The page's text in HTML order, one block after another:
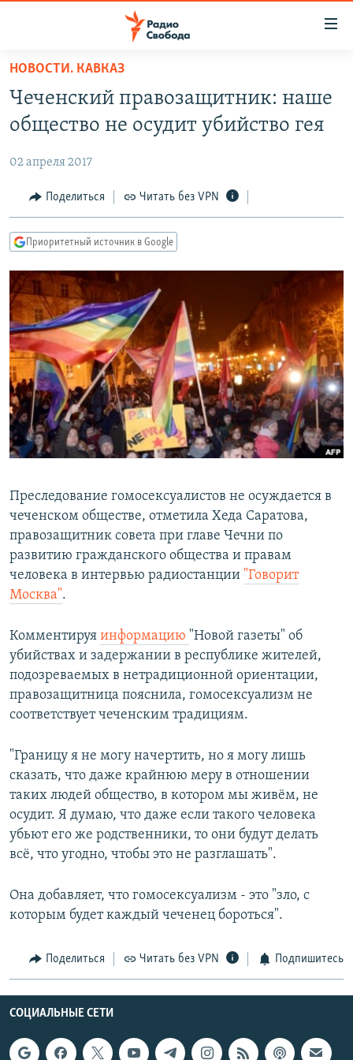
упрощенного
доступа
Вернуться
основному
Вернутся
главной
навигации
Вернутся
поиску
ПОДКАСТЫ
ЦИТАТЫ СВОБОДЫ
МНЕНИЯ
IDEL.РЕАЛИИ
КАВКАЗ.РЕАЛИИ
СЕВЕР.РЕАЛИИ
СИБИРЬ.РЕАЛИИ
РАСПИСАНИЕ ВЕЩАНИЯ
ПОДПИШИТЕСЬ НА РАССЫЛКУ
СОЦИАЛЬНЫЕ СЕТИ
Все сайты РСЕ/РС
НОВОСТИ. КАВКАЗ
Чеченский правозащитник: наше
общество не осудит убийство гея
02 апреля 2017
Поделиться Читать без VPN
Приоритетный источник в Google
Преследование гомосексуалистов не осуждается в
чеченском обществе, отметила Хеда Саратова,
правозащитник совета при главе Чечни по
развитию гражданского общества и правам
человека в интервью радиостанции "Говорит
Москва".
Комментируя информацию "Новой газеты" об
убийствах и задержании в республике жителей,
подозреваемых в нетрадиционной ориентации,
правозащитница пояснила, гомосексуализм не
соответствует чеченским традициям.
"Границу я не могу начертить, но я могу лишь
сказать, что даже крайнюю меру в отношении
таких людей общество, в котором мы живём, не
осудит. Я думаю, что даже если такого человека
убьют его же родственники, то они будут делать
всё, что угодно, чтобы это не разглашать".
Она добавляет, что гомосексуализм - это "зло, с
которым будет каждый чеченец бороться".
Поделиться Читать без VPN Подпишитесь
СОЦИАЛЬНЫЕ СЕТИ